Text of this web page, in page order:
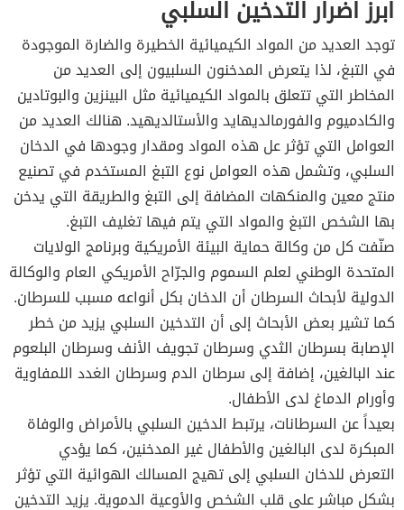
ابرز اضرار التدخين السلبي
توجد العديد من المواد الكيميائية الخطيرة والضارة الموجودة
في التبغ، لذا يتعرض المدخنون السلبيون إلى العديد من
المخاطر التي تتعلق بالمواد الكيميائية مثل البينزين والبوتادين
والكادميوم والفورمالديهايد والأستالديهيد. هنالك العديد من
العوامل التي تؤثر عل هذه المواد ومقدار وجودها في الدخان
السلبي، وتشمل هذه العوامل نوع التبغ المستخدم في تصنيع
منتج معين والمنكهات المضافة إلى التبغ والطريقة التي يدخن
بها الشخص التبغ والمواد التي يتم فيها تغليف التبغ.
صنّفت كل من وكالة حماية البيئة الأمريكية وبرنامج الولايات
المتحدة الوطني لعلم السموم والجرّاح الأمريكي العام والوكالة
الدولية لأبحاث السرطان أن الدخان بكل أنواعه مسبب للسرطان.
كما تشير بعض الأبحاث إلى أن التدخين السلبي يزيد من خطر
الإصابة بسرطان الثدي وسرطان تجويف الأنف وسرطان البلعوم
عند البالغين، إضافة إلى سرطان الدم وسرطان الغدد اللمفاوية
وأورام الدماغ لدى الأطفال.
بعيداً عن السرطانات، يرتبط الدخين السلبي بالأمراض والوفاة
المبكرة لدى البالغين والأطفال غير المدخنين، كما يؤدي
التعرض للدخان السلبي إلى تهيج المسالك الهوائية التي تؤثر
بشكل مباشر على قلب الشخص والأوعية الدموية. يزيد التدخين